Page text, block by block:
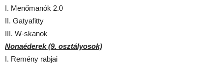
I. Menőmanók 2.0
II. Gatyafitty
III. W-skanok
Nonaéderek (9. osztályosok)
I. Remény rabjai